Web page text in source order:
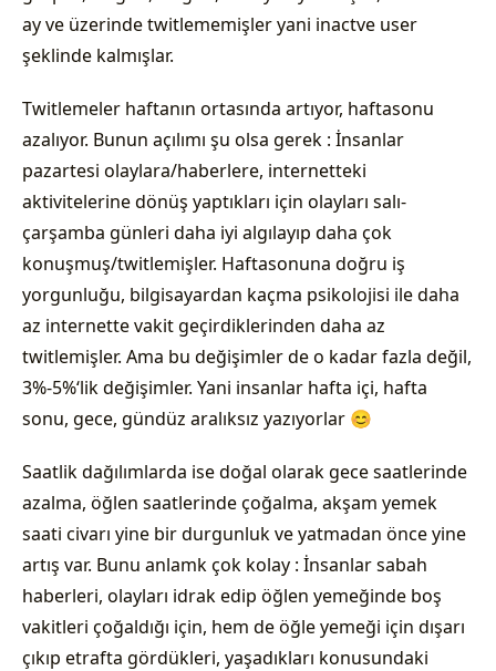
ay ve üzerinde twitlememişler yani inactve user
şeklinde kalmışlar.
Twitlemeler haftanın ortasında artıyor, haftasonu
azalıyor. Bunun açılımı şu olsa gerek : İnsanlar
pazartesi olaylara/haberlere, internetteki
aktivitelerine dönüş yaptıkları için olayları salı-
çarşamba günleri daha iyi algılayıp daha çok
konuşmuş/twitlemişler. Haftasonuna doğru iş
yorgunluğu, bilgisayardan kaçma psikolojisi ile daha
az internette vakit geçirdiklerinden daha az
twitlemişler. Ama bu değişimler de o kadar fazla değil,
3%-5%‘lik değişimler. Yani insanlar hafta içi, hafta
sonu, gece, gündüz aralıksız yazıyorlar 😊
Saatlik dağılımlarda ise doğal olarak gece saatlerinde
azalma, öğlen saatlerinde çoğalma, akşam yemek
saati civarı yine bir durgunluk ve yatmadan önce yine
artış var. Bunu anlamk çok kolay : İnsanlar sabah
haberleri, olayları idrak edip öğlen yemeğinde boş
vakitleri çoğaldığı için, hem de öğle yemeği için dışarı
çıkıp etrafta gördükleri, yaşadıkları konusundaki